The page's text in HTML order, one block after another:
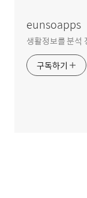
eunsoapps
생활정보를 분석
구독하기